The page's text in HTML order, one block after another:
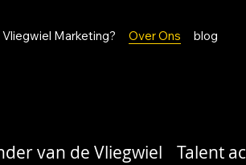
Vliegwiel Marketing? Over Ons blog
van de Vliegwiel
Talent